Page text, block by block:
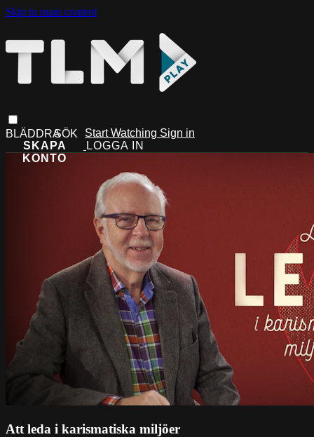
Skip to main content
Start Watching Sign in
Att leda i karismatiska miljöer